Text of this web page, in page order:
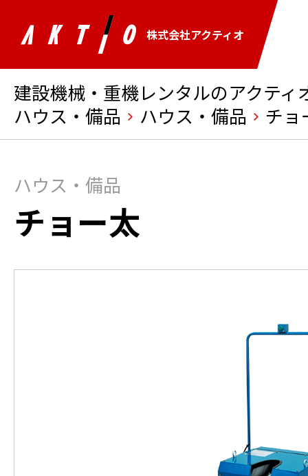
株式会社アクティオ
建設機械・重機レンタルのアクティ
ハウス・備品
ハウス・備品 チョ
ハウス・備品
チョー太